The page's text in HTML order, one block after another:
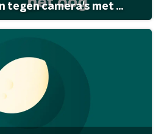
tegen camera's met ...